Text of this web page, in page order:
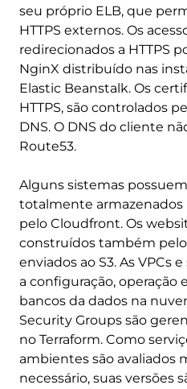
seu próprio ELB, que
HTTPS externos. Os
redirecionados a HTTPS
NginX distribuído nas
Elastic Beanstalk. Os
HTTPS, são controlados
DNS. O DNS do cliente
Route53.
Alguns sistemas
totalmente armazenados
pelo Cloudfront. Os
construídos também pelo
enviados ao S3. As VPCs
a configuração, operação
bancos da dados na
Security Groups são
no Terraform. Como
ambientes são avaliados
necessário, suas versões